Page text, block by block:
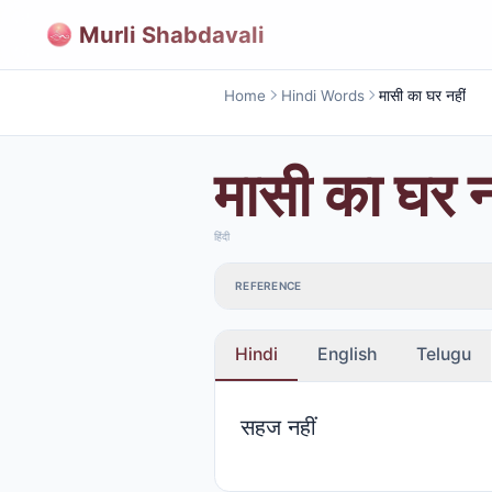
Murli Shabdavali
Home Hindi Words मासी का घर नहीं
मासी का घर
हिंदी
REFERENCE
Hindi English Telugu
सहज नहीं